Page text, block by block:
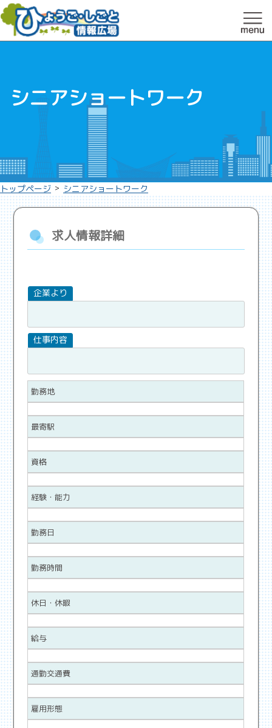
シニアショートワーク
トップページ > シニアショートワーク
求人情報詳細
勤務地
最寄駅
資格
経験・能力
勤務日
勤務時間
休日・休暇
給与
通勤交通費
雇用形態